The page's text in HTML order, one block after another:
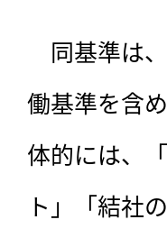
同基準は、
働基準を含
体的には、
ト」「結社